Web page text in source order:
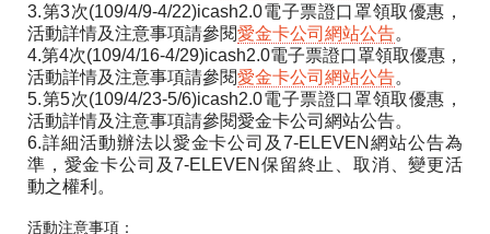
3.第3次(109/4/9-4/22)icash2.0電子票證口罩領取優惠，
活動詳情及注意事項請參閱愛金卡公司網站公告。
4.第4次(109/4/16-4/29)icash2.0電子票證口罩領取優惠，
活動詳情及注意事項請參閱愛金卡公司網站公告。
5.第5次(109/4/23-5/6)icash2.0電子票證口罩領取優惠，
活動詳情及注意事項請參閱愛金卡公司網站公告。
6.詳細活動辦法以愛金卡公司及7-ELEVEN網站公告為
準，愛金卡公司及7-ELEVEN保留終止、取消、變更活
動之權利。
活動注意事項：